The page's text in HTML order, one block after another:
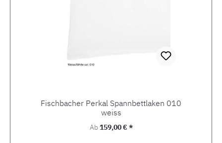
Fischbacher Perkal Spannbettlaken 010
weiss
Regulärer Preis:
Ab159,00 € *